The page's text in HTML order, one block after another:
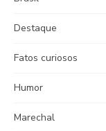
Destaque
Fatos curiosos
Humor
Marechal